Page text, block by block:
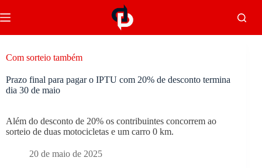
Com sorteio também
Prazo final para pagar o IPTU com 20% de desconto termina
dia 30 de maio
Além do desconto de 20% os contribuintes concorrem ao
sorteio de duas motocicletas e um carro 0 km.
20 de maio de 2025